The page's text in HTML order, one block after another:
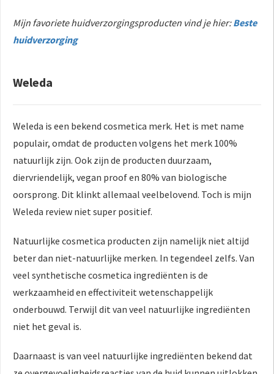
Mijn favoriete huidverzorgingsproducten vind je hier:Beste
huidverzorging
Weleda
Weleda is een bekend cosmetica merk. Het is met name
populair, omdat de producten volgens het merk 100%
natuurlijk zijn. Ook zijn de producten duurzaam,
diervriendelijk, vegan proof en 80% van biologische
oorsprong. Dit klinkt allemaal veelbelovend. Toch is mijn
Weleda review niet super positief.
Natuurlijke cosmetica producten zijn namelijk niet altijd
beter dan niet-natuurlijke merken. In tegendeel zelfs. Van
veel synthetische cosmetica ingrediënten is de
werkzaamheid en effectiviteit wetenschappelijk
onderbouwd. Terwijl dit van veel natuurlijke ingrediënten
niet het geval is.
Daarnaast is van veel natuurlijke ingrediënten bekend dat